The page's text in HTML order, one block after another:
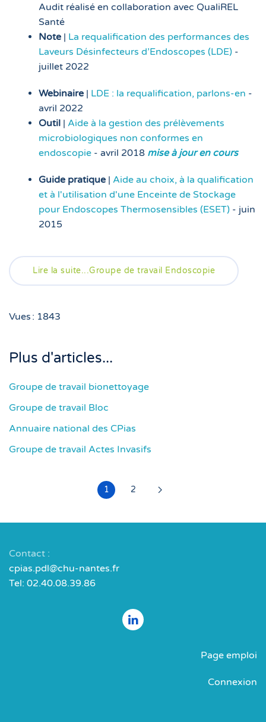
Audit réalisé en collaboration avec QualiREL
Santé
Note | La requalification des performances des
Laveurs Désinfecteurs d’Endoscopes (LDE) -
juillet 2022
Webinaire | LDE : la requalification, parlons-en -
avril 2022
Outil | Aide à la gestion des prélèvements
microbiologiques non conformes en
endoscopie - avril 2018 mise à jour en cours
Guide pratique | Aide au choix, à la qualification
et à l'utilisation d'une Enceinte de Stockage
pour Endoscopes Thermosensibles (ESET) - juin
2015
Lire la suite...Groupe de travail Endoscopie
Vues : 1843
Plus d'articles...
Groupe de travail bionettoyage
Groupe de travail Bloc
Annuaire national des CPias
Groupe de travail Actes Invasifs
1 2
Contact :
cpias.pdl@chu-nantes.fr
Tel: 02.40.08.39.86
Page emploi
Connexion